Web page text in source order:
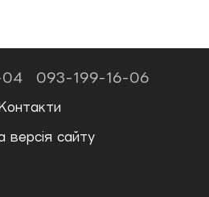
093-199-16-06
Контакти
версія сайту